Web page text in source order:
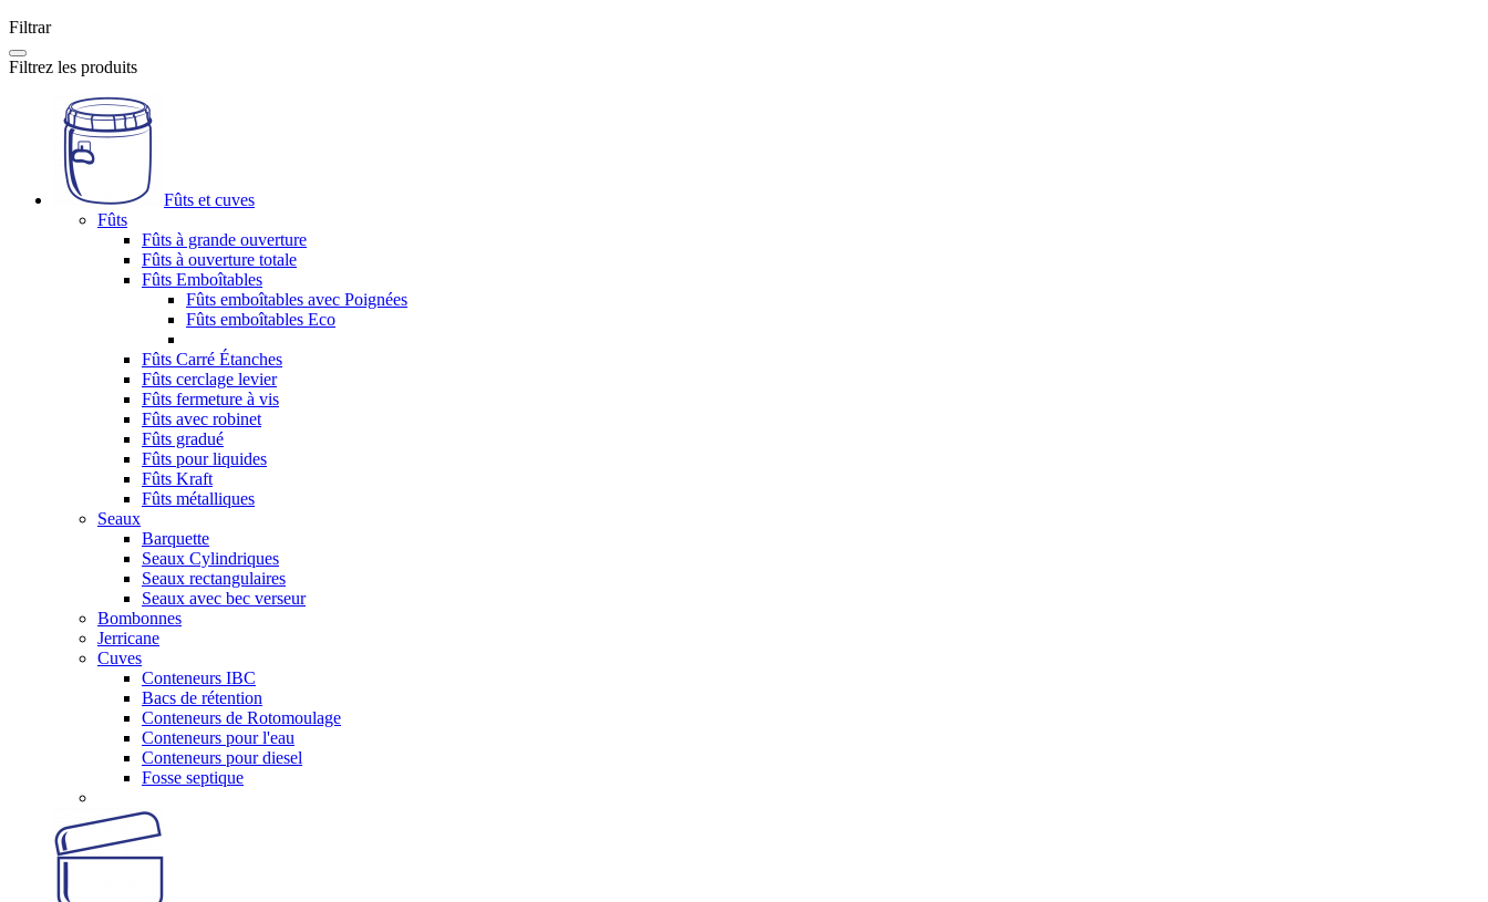
Filtrar
Filtrez les produits
Fûts et cuves
Fûts
Fûts à grande ouverture
Fûts à ouverture totale
Fûts Emboîtables
Fûts emboîtables avec Poignées
Fûts emboîtables Eco
Fûts Carré Étanches
Fûts cerclage levier
Fûts fermeture à vis
Fûts avec robinet
Fûts gradué
Fûts pour liquides
Fûts Kraft
Fûts métalliques
Seaux
Barquette
Seaux Cylindriques
Seaux rectangulaires
Seaux avec bec verseur
Bombonnes
Jerricane
Cuves
Conteneurs IBC
Bacs de rétention
Conteneurs de Rotomoulage
Conteneurs pour l'eau
Conteneurs pour diesel
Fosse septique